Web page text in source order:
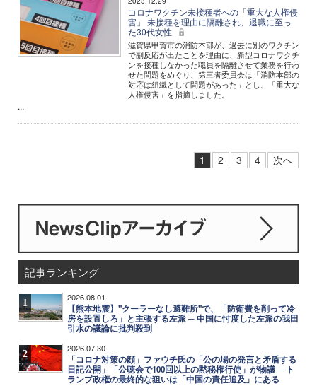
コロナワクチン未接種者への「重大な人権侵
害」 未接種を理由に隔離され、退職に至っ
た30代女性
滋賀県甲賀市の消防本部が、過去に別のワクチン
で副反応が出たことを理由に、新型コロナワクチ
ンを接種しなかった職員を隔離させて業務を行わ
せた問題をめぐり、第三者委員会は「消防本部の
対応は組織として問題があった」とし、「重大な
人権侵害」を指摘しました。
...
1 2 3 4 次へ
記事ランキング
1 2026.08.01
【熊本地震】"クーラーなし避難所"で、「防衛費を削って冷
房を設置しろ」と主張する左派 ─ 中国に忖度した左派の我田
引水の議論に批判殺到
2 2026.07.30
「コロナ対策の顔」ファウチ氏の「公の場の発言と矛盾する
日記公開」「公聴会で100回以上の黙秘権行使」が物議 ─ ト
ランプ政権の最終的な狙いは「中国の責任追及」にある